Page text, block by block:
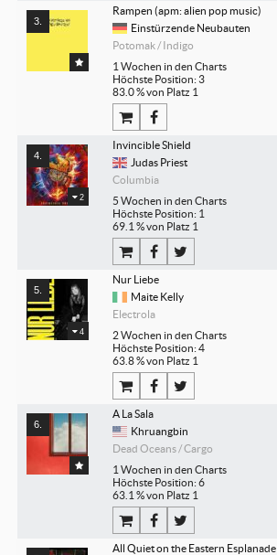
Rampen (apm: alien pop music)
Einstürzende Neubauten
Potomak / Indigo
1 Wochen in den Charts
Höchste Position: 3
83.0 % von Platz 1
2
Invincible Shield
Judas Priest
Columbia
5 Wochen in den Charts
Höchste Position: 1
69.1 % von Platz 1
4
Nur Liebe
Maite Kelly
Electrola
2 Wochen in den Charts
Höchste Position: 4
63.8 % von Platz 1
A La Sala
Khruangbin
Dead Oceans / Cargo
1 Wochen in den Charts
Höchste Position: 6
63.1 % von Platz 1
All Quiet on the Eastern Esplanade